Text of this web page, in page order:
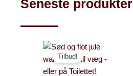
Seneste produkter
Tilbud!
Den
oprindelige
pris
Den
aktuelle